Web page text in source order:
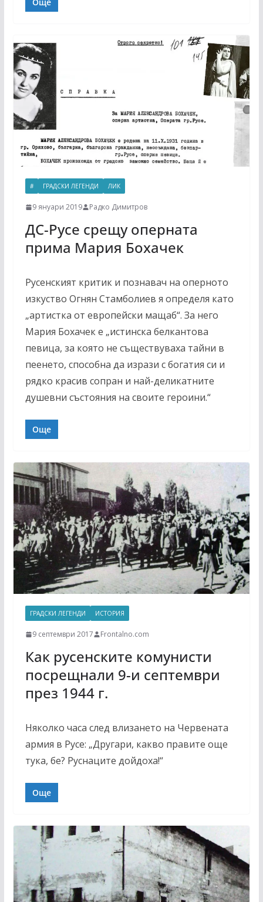
Още
# ГРАДСКИ ЛЕГЕНДИ ЛИК
9 януари 2019 Радко Димитров
ДС-Русе срещу оперната
прима Мария Бохачек
Русенският критик и познавач на оперното
изкуство Огнян Стамболиев я определя като
„артистка от европейски мащаб“. За него
Мария Бохачек е „истинска белкантова
певица, за която не съществуваха тайни в
пеенето, способна да изрази с богатия си и
рядко красив сопран и най-деликатните
душевни състояния на своите героини.“
Още
ГРАДСКИ ЛЕГЕНДИ ИСТОРИЯ
9 септември 2017 Frontalno.com
Как русенските комунисти
посрещнали 9-и септември
през 1944 г.
Няколко часа след влизането на Червената
армия в Русе: „Другари, какво правите още
тука, бе? Руснаците дойдоха!“
Още